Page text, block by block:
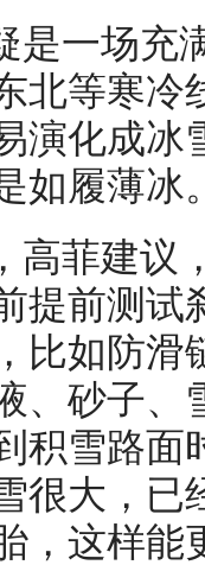
是一场充
北等寒冷
演化成冰
如履薄冰
高菲建议
提前测试
比如防滑
、砂子、
积雪路面
很大，已
，这样能